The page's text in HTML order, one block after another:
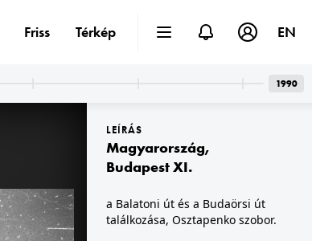
1960 · Budapest XXII.
Leányka utca, szemben balra a Mária Terézia (Rózsa Richárd) utca, jobbra a Kossuth Lajos utca.
LEÍRÁS
Magyarország,
Budapest XI.
a Balatoni út és a Budaörsi út
találkozása, Osztapenko szobor.
Friss Térkép EN
1990